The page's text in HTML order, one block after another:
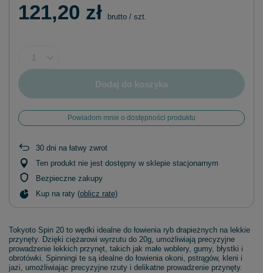
121,20 zł brutto / szt.
Dodaj do koszyka
Powiadom mnie o dostępności produktu
30 dni na łatwy zwrot
Ten produkt nie jest dostępny w sklepie stacjonarnym
Bezpieczne zakupy
Kup na raty (oblicz ratę)
Tokyoto Spin 20 to wędki idealne do łowienia ryb drapieżnych na lekkie
przynęty. Dzięki ciężarowi wyrzutu do 20g, umożliwiają precyzyjne
prowadzenie lekkich przynęt, takich jak małe woblery, gumy, błystki i
obrotówki. Spinningi te są idealne do łowienia okoni, pstrągów, kleni i
jazi, umożliwiając precyzyjne rzuty i delikatne prowadzenie przynęty.